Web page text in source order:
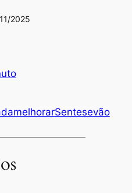
2025
melhorarSentesevão